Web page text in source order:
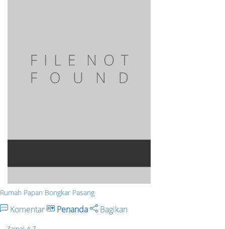
Rumah Papan Bongkar Pasang
Komentar Penanda Bagikan